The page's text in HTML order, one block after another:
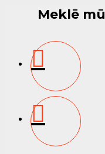
Gatavība
buferiem
saules kolektoru
✔
Kompakta,
uzstādīšana
Viessmann Vitocal
klases izvēle tiem,
augstu veiktspēju
tehnoloģiju.
Meklē